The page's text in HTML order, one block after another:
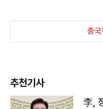
중국
추천기사
李,